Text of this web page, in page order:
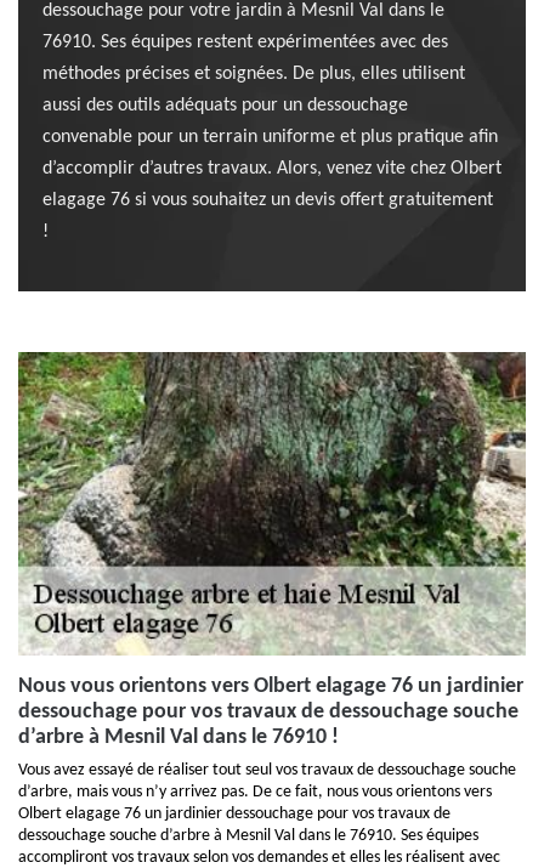
dessouchage pour votre jardin à Mesnil Val dans le
76910. Ses équipes restent expérimentées avec des
méthodes précises et soignées. De plus, elles utilisent
aussi des outils adéquats pour un dessouchage
convenable pour un terrain uniforme et plus pratique afin
d’accomplir d’autres travaux. Alors, venez vite chez Olbert
elagage 76 si vous souhaitez un devis offert gratuitement
!
Nous vous orientons vers Olbert elagage 76 un jardinier
dessouchage pour vos travaux de dessouchage souche
d’arbre à Mesnil Val dans le 76910 !
Vous avez essayé de réaliser tout seul vos travaux de dessouchage souche
d’arbre, mais vous n’y arrivez pas. De ce fait, nous vous orientons vers
Olbert elagage 76 un jardinier dessouchage pour vos travaux de
dessouchage souche d’arbre à Mesnil Val dans le 76910. Ses équipes
accompliront vos travaux selon vos demandes et elles les réalisent avec